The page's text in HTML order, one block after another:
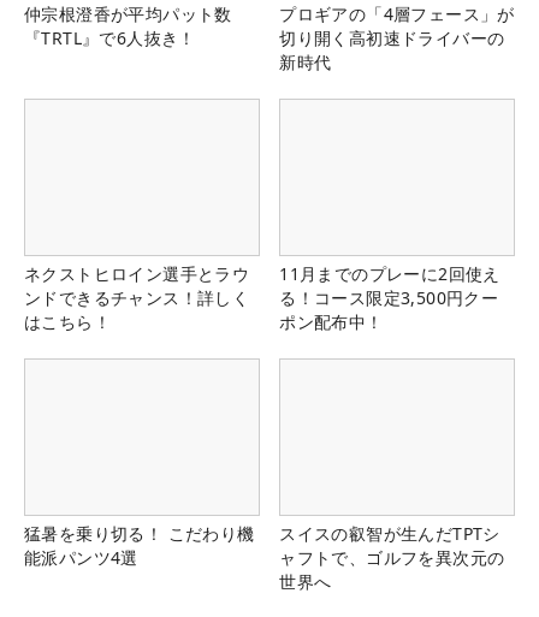
仲宗根澄香が平均パット数
『TRTL』で6人抜き！
プロギアの「4層フェース」が
切り開く高初速ドライバーの
新時代
ネクストヒロイン選手とラウ
ンドできるチャンス！詳しく
はこちら！
11月までのプレーに2回使え
る！コース限定3,500円クー
ポン配布中！
猛暑を乗り切る！ こだわり機
能派パンツ4選
スイスの叡智が生んだTPTシ
ャフトで、ゴルフを異次元の
世界へ